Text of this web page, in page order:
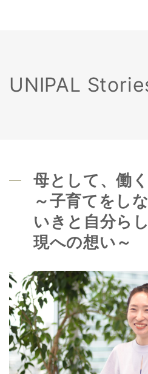
UNIPAL
母として、働
～子育てをし
いきと自分ら
現への想い～